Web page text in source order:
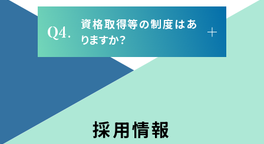
Q4.
資格取得等の制度はあ
りますか？
採用情報